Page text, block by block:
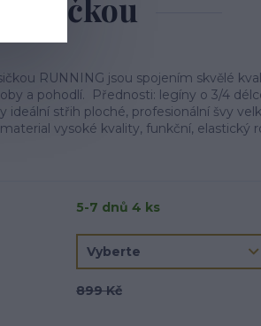
RUNNING jsou spojením skvělé
a pohodlí. Přednosti: legíny o 3/4
ideální střih ploché, profesionální švy
vysoké kvality, funkční, elastický
5-7 dnů 4 ks
899 Kč